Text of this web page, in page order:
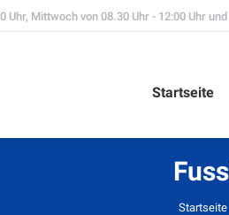
Mittwoch von 08.30 Uhr - 12:00 Uhr
Startseite
Du
Startseite